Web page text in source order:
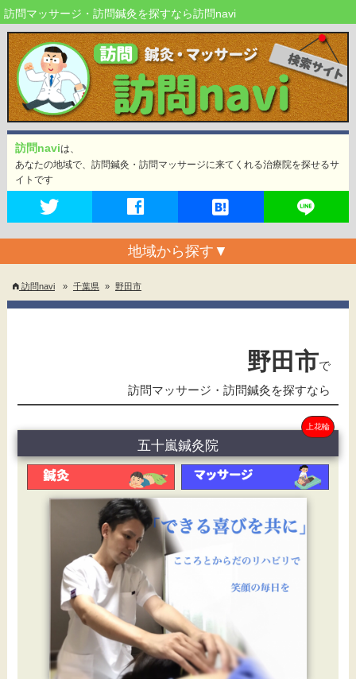
訪問マッサージ・訪問鍼灸を探すなら訪問navi
訪問naviは、
あなたの地域で、訪問鍼灸・訪問マッサージに来てくれる治療院を探せるサ
イトです
地域から探す ▼
訪問navi » 千葉県 » 野田市
野田市で
訪問マッサージ・訪問鍼灸を探すなら
上花輪
五十嵐鍼灸院